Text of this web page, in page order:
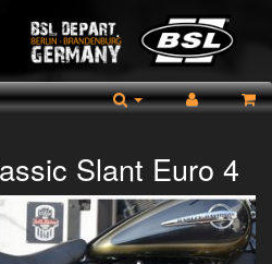
Slant Euro 4